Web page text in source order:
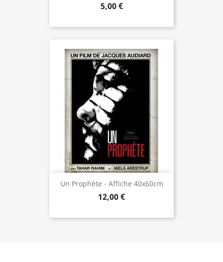
5,00 €
Un Prophète - Affiche 40x60cm
12,00 €